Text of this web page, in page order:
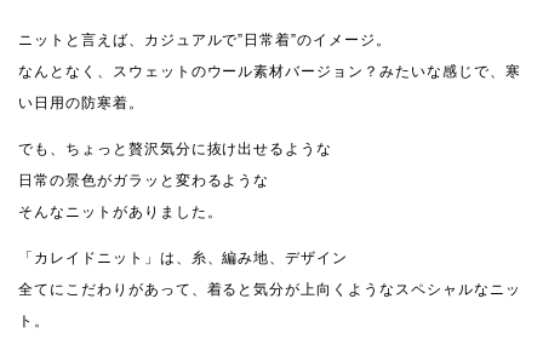
ニットと言えば、カジュアルで”日常着”のイメージ。
なんとなく、スウェットのウール素材バージョン？みたいな感じで、寒
い日用の防寒着。
でも、ちょっと贅沢気分に抜け出せるような
日常の景色がガラッと変わるような
そんなニットがありました。
「カレイドニット」は、糸、編み地、デザイン
全てにこだわりがあって、着ると気分が上向くようなスペシャルなニッ
ト。